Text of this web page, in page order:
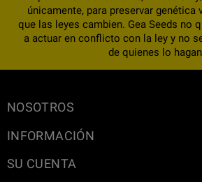
únicamente, para preservar genética
que las leyes cambien. Gea Seeds no
a actuar en conflicto con la ley y no
de quienes lo
NOSOTROS
INFORMACIÓN
SU CUENTA